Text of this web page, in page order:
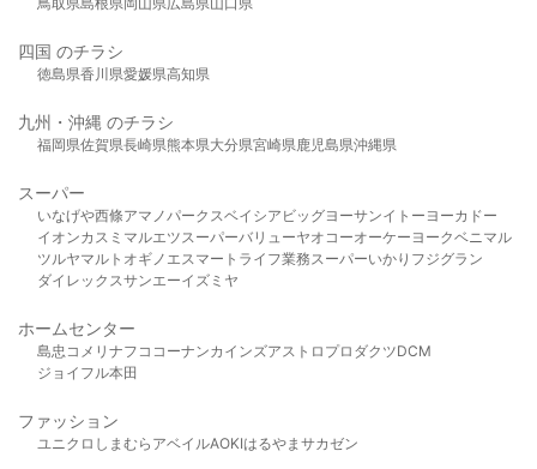
四国 のチラシ
徳島県香川県愛媛県高知県
九州・沖縄 のチラシ
福岡県佐賀県長崎県熊本県大分県宮崎県鹿児島県沖縄県
スーパー
いなげや西條アマノパークスベイシア ビッグヨーサンイトーヨーカドー
イオンカスミ マルエツスーパーバリューヤオコーオーケー ヨークベニマル
ツルヤマルト オギノ エスマート ライフ業務スーパーいかり フジグラン
ダイレックスサンエーイズミヤ
ホームセンター
島忠 コメリ ナフコ コーナンカインズアストロプロダクツDCM
ジョイフル本田
ファッション
ユニクロ しまむら アベイルAOKIはるやま サカゼン